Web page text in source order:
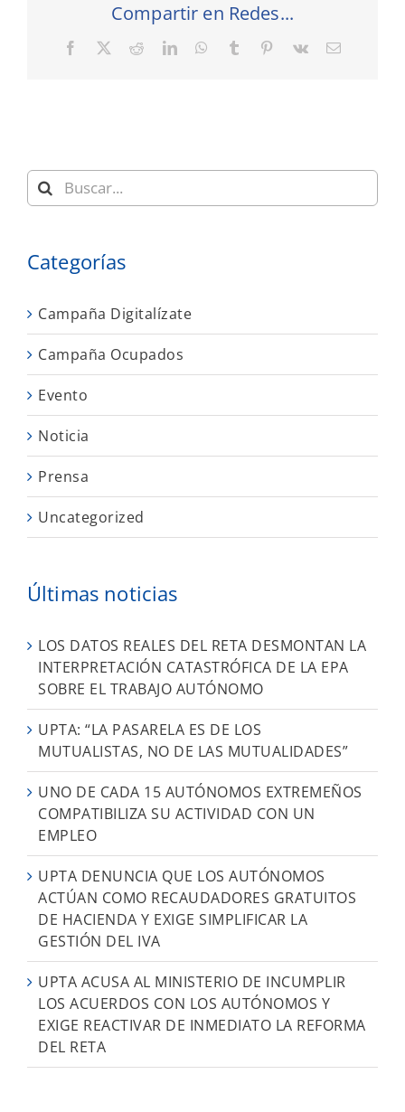
Compartir en Redes...
Facebook RedditLinkedInWhatsApp
Tumblr Pinterest
Vk
Correo
Buscar:
Categorías
Campaña Digitalízate
Campaña Ocupados
Evento
Noticia
Prensa
Uncategorized
Últimas noticias
LOS DATOS REALES DEL RETA DESMONTAN LA
INTERPRETACIÓN CATASTRÓFICA DE LA EPA
SOBRE EL TRABAJO AUTÓNOMO
UPTA: “LA PASARELA ES DE LOS
MUTUALISTAS, NO DE LAS MUTUALIDADES”
UNO DE CADA 15 AUTÓNOMOS EXTREMEÑOS
COMPATIBILIZA SU ACTIVIDAD CON UN
EMPLEO
UPTA DENUNCIA QUE LOS AUTÓNOMOS
ACTÚAN COMO RECAUDADORES GRATUITOS
DE HACIENDA Y EXIGE SIMPLIFICAR LA
GESTIÓN DEL IVA
UPTA ACUSA AL MINISTERIO DE INCUMPLIR
LOS ACUERDOS CON LOS AUTÓNOMOS Y
EXIGE REACTIVAR DE INMEDIATO LA REFORMA
DEL RETA